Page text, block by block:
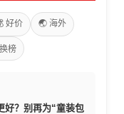
好价 🌏 海外
榜
好？别再为“童装包